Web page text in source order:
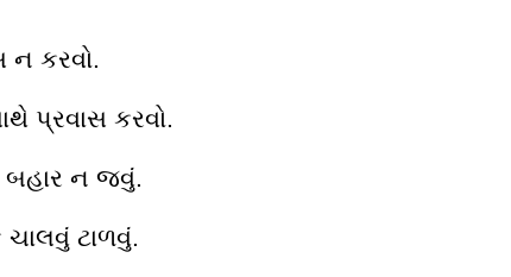
ન કરવો.
પ્રવાસ કરવો.
બહાર ન જવું.
ચાલવું ટાળવું.